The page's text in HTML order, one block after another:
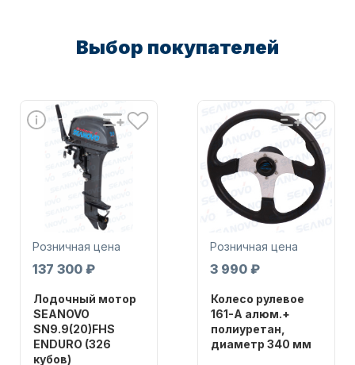
Автохолодильник KYODA
Дистанционное управление
Выбор покупателей
Розничная цена
137 300 ₽
Лодочный мотор
SEANOVO
SN9.9(20)FHS
ENDURO (326
кубов)
Розничная цена
3 990 ₽
Колесо рулевое
161-A алюм.+
полиуретан,
диаметр 340 мм